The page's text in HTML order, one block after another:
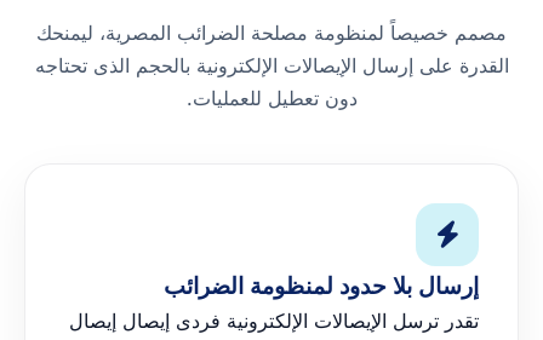
مصمم خصيصاً لمنظومة مصلحة الضرائب المصرية، ليمنحك
القدرة على إرسال الإيصالات الإلكترونية بالحجم الذى تحتاجه
دون تعطيل للعمليات.
إرسال بلا حدود لمنظومة الضرائب
تقدر ترسل الإيصالات الإلكترونية فردى إيصال إيصال